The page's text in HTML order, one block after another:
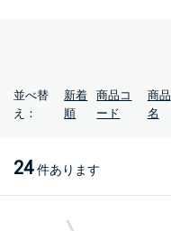
並べ替
え：
新着
順
商品コ
ード
商品
名
24 件あります